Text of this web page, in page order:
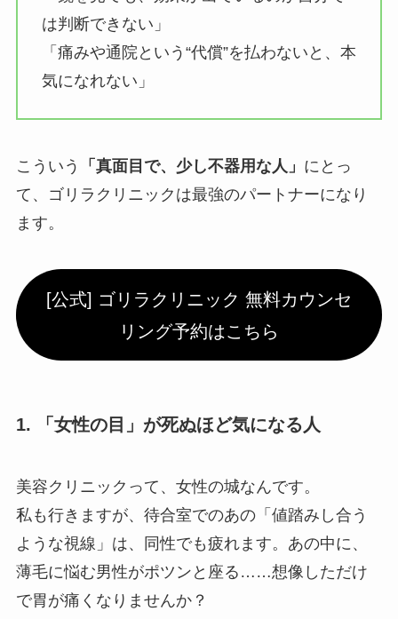
は判断できない」
「痛みや通院という“代償”を払わないと、本
気になれない」
こういう 「真面目で、少し不器用な人」 にとっ
て、ゴリラクリニックは最強のパートナーになり
ます。
[公式] ゴリラクリニック 無料カウンセ
リング予約はこちら
1. 「女性の目」が死ぬほど気になる人
美容クリニックって、女性の城なんです。
私も行きますが、待合室でのあの「値踏みし合う
ような視線」は、同性でも疲れます。あの中に、
薄毛に悩む男性がポツンと座る……想像しただけ
で胃が痛くなりませんか？